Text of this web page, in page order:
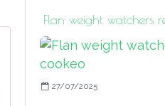
Flan weight watchers
27/07/2025